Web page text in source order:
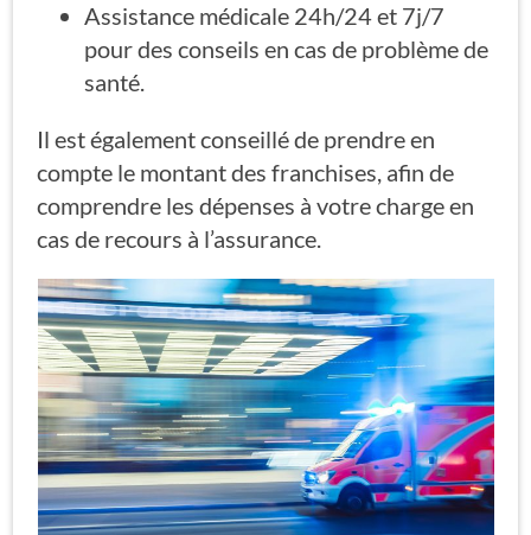
Assistance médicale 24h/24 et 7j/7
pour des conseils en cas de problème de
santé.
Il est également conseillé de prendre en
compte le montant des franchises, afin de
comprendre les dépenses à votre charge en
cas de recours à l’assurance.